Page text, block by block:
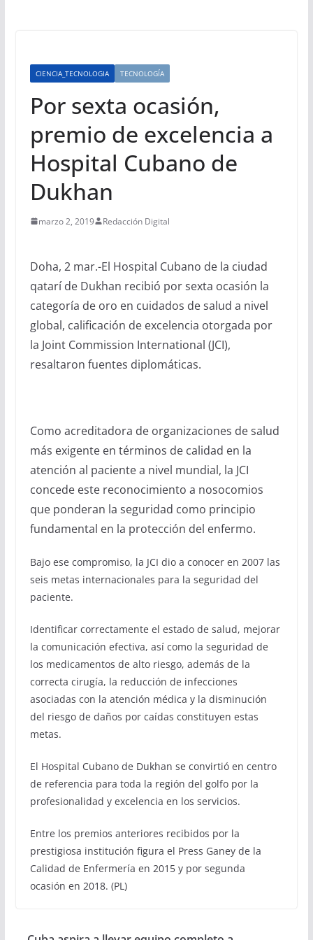
CIENCIA_TECNOLOGIA TECNOLOGÍA
Por sexta ocasión,
premio de excelencia a
Hospital Cubano de
Dukhan
marzo 2, 2019 Redacción Digital
Doha, 2 mar.-El Hospital Cubano de la ciudad
qatarí de Dukhan recibió por sexta ocasión la
categoría de oro en cuidados de salud a nivel
global, calificación de excelencia otorgada por
la Joint Commission International (JCI),
resaltaron fuentes diplomáticas.
Como acreditadora de organizaciones de salud
más exigente en términos de calidad en la
atención al paciente a nivel mundial, la JCI
concede este reconocimiento a nosocomios
que ponderan la seguridad como principio
fundamental en la protección del enfermo.
Bajo ese compromiso, la JCI dio a conocer en 2007 las
seis metas internacionales para la seguridad del
paciente.
Identificar correctamente el estado de salud, mejorar
la comunicación efectiva, así como la seguridad de
los medicamentos de alto riesgo, además de la
correcta cirugía, la reducción de infecciones
asociadas con la atención médica y la disminución
del riesgo de daños por caídas constituyen estas
metas.
El Hospital Cubano de Dukhan se convirtió en centro
de referencia para toda la región del golfo por la
profesionalidad y excelencia en los servicios.
Entre los premios anteriores recibidos por la
prestigiosa institución figura el Press Ganey de la
Calidad de Enfermería en 2015 y por segunda
ocasión en 2018. (PL)